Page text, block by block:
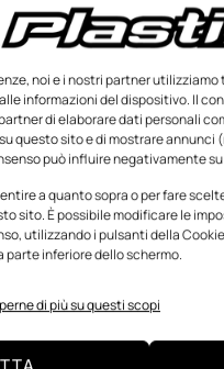
noi e i nostri partner
informazioni del dispositivo. Il
di elaborare dati personali
questo sito e di mostrare annunci
può influire negativamente
a quanto sopra o per fare
sito. È possibile modificare le
utilizzando i pulsanti della
inferiore dello schermo.
di più su questi scopi